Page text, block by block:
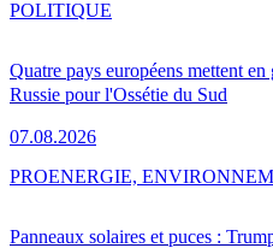
Quatre pays européens mettent
Russie pour l'Ossétie du Sud
07.08.2026
POLITIQUE
Panneaux solaires et puces :
PROENERGIE,